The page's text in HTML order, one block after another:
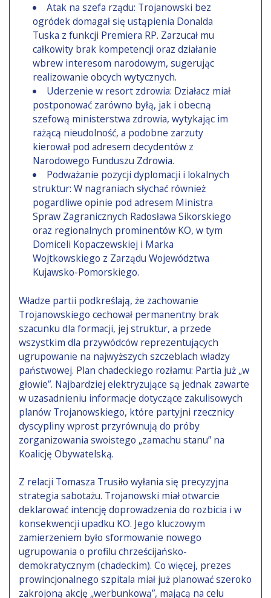
Atak na szefa rządu: Trojanowski bez
ogródek domagał się ustąpienia Donalda
Tuska z funkcji Premiera RP. Zarzucał mu
całkowity brak kompetencji oraz działanie
wbrew interesom narodowym, sugerując
realizowanie obcych wytycznych.
Uderzenie w resort zdrowia: Działacz miał
postponować zarówno byłą, jak i obecną
szefową ministerstwa zdrowia, wytykając im
rażącą nieudolność, a podobne zarzuty
kierował pod adresem decydentów z
Narodowego Funduszu Zdrowia.
Podważanie pozycji dyplomacji i lokalnych
struktur: W nagraniach słychać również
pogardliwe opinie pod adresem Ministra
Spraw Zagranicznych Radosława Sikorskiego
oraz regionalnych prominentów KO, w tym
Domiceli Kopaczewskiej i Marka
Wojtkowskiego z Zarządu Województwa
Kujawsko-Pomorskiego.
Władze partii podkreślają, że zachowanie
Trojanowskiego cechował permanentny brak
szacunku dla formacji, jej struktur, a przede
wszystkim dla przywódców reprezentujących
ugrupowanie na najwyższych szczeblach władzy
państwowej. Plan chadeckiego rozłamu: Partia już „w
głowie”. Najbardziej elektryzujące są jednak zawarte
w uzasadnieniu informacje dotyczące zakulisowych
planów Trojanowskiego, które partyjni rzecznicy
dyscypliny wprost przyrównują do próby
zorganizowania swoistego „zamachu stanu” na
Koalicję Obywatelską.
Z relacji Tomasza Trusiło wyłania się precyzyjna
strategia sabotażu. Trojanowski miał otwarcie
deklarować intencję doprowadzenia do rozbicia i w
konsekwencji upadku KO. Jego kluczowym
zamierzeniem było sformowanie nowego
ugrupowania o profilu chrześcijańsko-
demokratycznym (chadeckim). Co więcej, prezes
prowincjonalnego szpitala miał już planować szeroko
zakrojoną akcję „werbunkową”, mającą na celu